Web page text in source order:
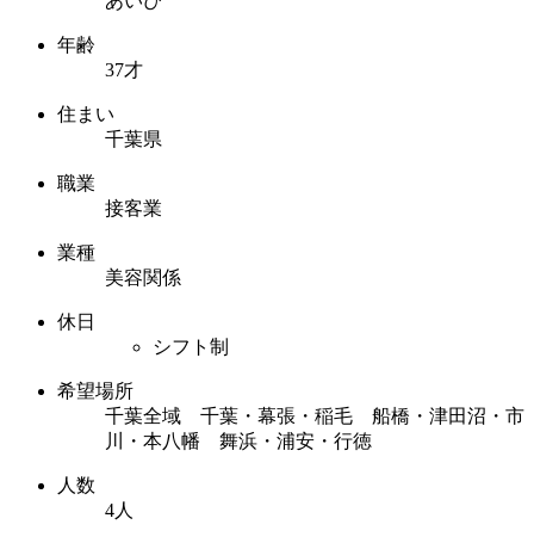
年齢
37才
住まい
千葉県
職業
接客業
業種
美容関係
休日
シフト制
希望場所
千葉全域 千葉・幕張・稲毛 船橋・津田沼・市
川・本八幡 舞浜・浦安・行徳
人数
4人